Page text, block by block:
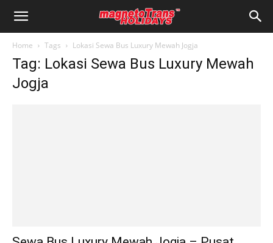
Home Tags Lokasi Sewa Bus Luxury Mewah Jogja
Tag: Lokasi Sewa Bus Luxury Mewah
Jogja